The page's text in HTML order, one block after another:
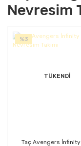
Nevresim
%3
TÜKENDİ
Taç Avengers İnfinity